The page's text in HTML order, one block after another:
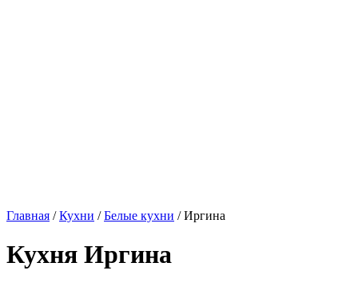
Главная /Кухни /Белые кухни / Иргина
Кухня Иргина